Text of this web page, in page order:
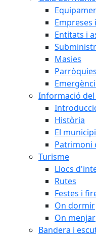
Empreses
Entitats i
Masies
Parròquies
Informació
Història
El
Patrimoni
Turisme
Llocs
Rutes
Festes i
On dormir
On menjar
Bandera i